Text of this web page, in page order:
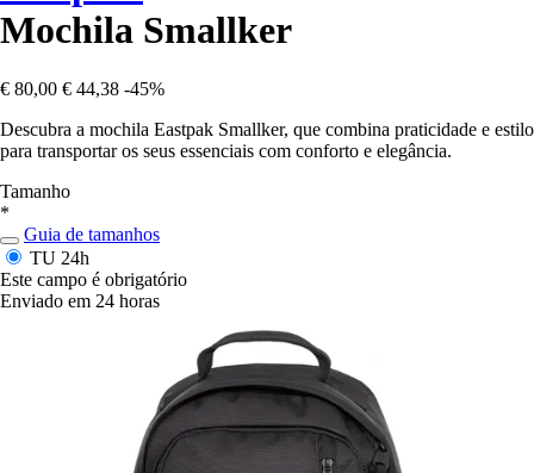
Mochila Smallker
€ 80,00 € 44,38 -45%
Descubra a mochila Eastpak Smallker, que combina praticidade e estilo
para transportar os seus essenciais com conforto e elegância.
Tamanho
*
Guia de tamanhos
TU 24h
Este campo é obrigatório
Enviado em 24 horas